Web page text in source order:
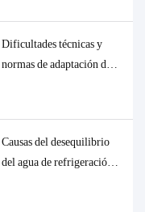
Soluciones de adaptación
y depuración.
Dificultades técnicas y
normas de adaptación de
traza de baja
concentración en la
calidad del agua.
Causas del desequilibrio
del agua de refrigeración